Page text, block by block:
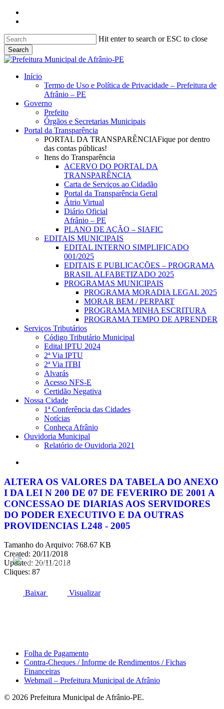
Skip
content
ACESSO À INFORMAÇÃO
Hit enter to search or ESC to close
Search
Close
search
Menu
Início
Termo de Uso e Política de Privacidade – Prefeitura de
Afrânio – PE
Governo
Prefeito
Órgãos e Secretarias Municipais
Portal da Transparência
PORTAL DA TRANSPARÊNCIAFique por dentro
das contas públicas!
Itens do Transparência
ACERVO DO PORTAL DA
TRANSPARÊNCIA
Carta de Serviços ao Cidadão
Portal da Transparência Geral
Átrio Virtual
Diário Oficial
Afrânio – PE
PLANO DE AÇÃO – SIAFIC
EDITAIS MUNICIPAIS
EDITAL INTERNO SIMPLIFICADO
001/2025
EDITAIS E PUBLICAÇÕES – PROGRAMA
BRASIL ALFABETIZADO 2025
PROGRAMAS MUNICIPAIS
PROGRAMA MORADIA LEGAL 2025
MORAR BEM / PERPART
PROGRAMA MINHA ESCRITURA
PROGRAMA TEMPO DE APRENDER
Serviços Tributários
Código Tributário Municipal
Edital IPTU 2024
2ª Via IPTU
2ª Via ITBI
Alvarás
Acesso NFS-E
Certidão Negativa
Nossa Cidade
1ª Conferência das Cidades
Notícias
Conheça Afrânio
Ouvidoria Municipal
Relatório de Ouvidoria 2021
ALTERA OS VALORES DA TABELA DO ANEXO
I DA LEI N 200 DE 07 DE FEVERIRO DE 2001 A
CONCESSAO DE DIARIAS AOS SERVIDORES
DO PODER EXECUTIVO E DA OUTRAS
PROVIDENCIAS L248 - 2005
Tamanho do Arquivo: 768.67 KB
Created: 20/11/2018
Updated: 20/11/2018
Cliques: 87
Baixar Visualizar
Folha de Pagamento
Contra-Cheques / Informe de Rendimentos / Fichas
Financeiras
Webmail – Prefeitura Municipal de Afrânio
© 2026 Prefeitura Municipal de Afrânio-PE.